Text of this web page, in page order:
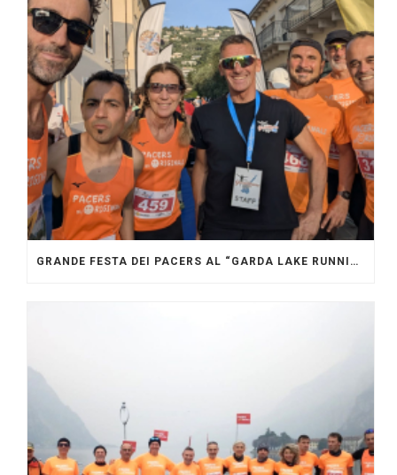
GRANDE FESTA DEI PACERS AL “GARDA LAKE RUNNING FESTIVAL”